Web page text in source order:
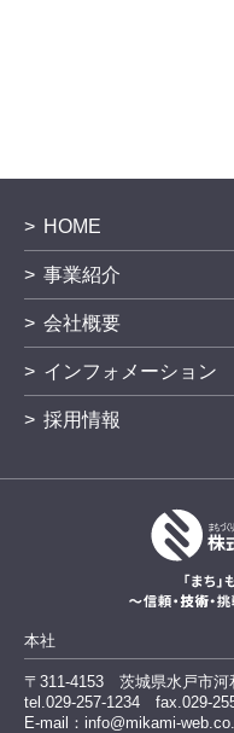
HOME
事業紹介
会社概要
インフォメーション
採用情報
本社
〒311-4153 茨城県水戸市河
tel.029-257-1234 fax.029-
E-mail：info@mikami-